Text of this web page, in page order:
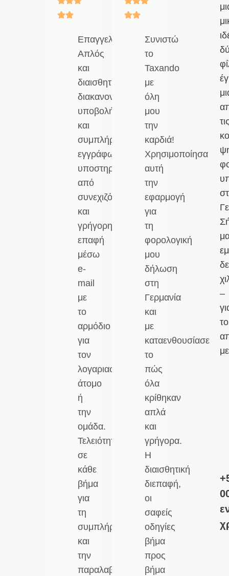
Επαγγελματισμός!!
Απλός
και
διαισθητικός
διακανονισμός
υποβολής
και
συμπλήρωσης
εγγράφων,
υποστηριζόμενος
από
συνεχιζόμενη
και
γρήγορη
επαφή
μέσω
e-
mail
με
το
αρμόδιο
για
τον
λογαριασμό
άτομο
ή
την
ομάδα.
Τελειότητα
σε
κάθε
βήμα
για
τη
συμπλήρωση
και
την
παραλαβή
Συνιστώ
το
Taxando
με
όλη
μου
την
καρδιά!
Χρησιμοποίησα
αυτή
την
εφαρμογή
για
τη
φορολογική
μου
δήλωση
στη
Γερμανία
και
με
καταενθουσίασε
το
πώς
όλα
κρίθηκαν
απλά
και
γρήγορα.
Η
διαισθητική
διεπαφή,
οι
σαφείς
οδηγίες
βήμα
προς
βήμα
–
το